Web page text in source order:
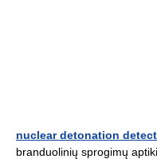
nuclear detonation
branduolinių sprogimų